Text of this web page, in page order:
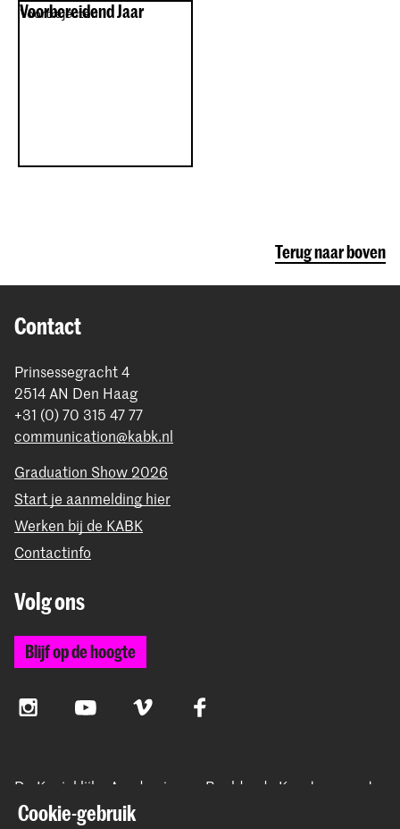
Voorbereidend Jaar
Voortrajecten
Terug naar boven
Contact
Prinsessegracht 4
2514 AN Den Haag
+31 (0) 70 315 47 77
communication@kabk.nl
Graduation Show 2026
Start je aanmelding hier
Werken bij de KABK
Contactinfo
Volg ons
Blijf op de hoogte
InstagramYouTube Vimeo Facebook
De Koninklijke Academie van Beeldende Kunsten vormt
samen met het Koninklijk Conservatorium de Hogeschool
Cookie-gebruik